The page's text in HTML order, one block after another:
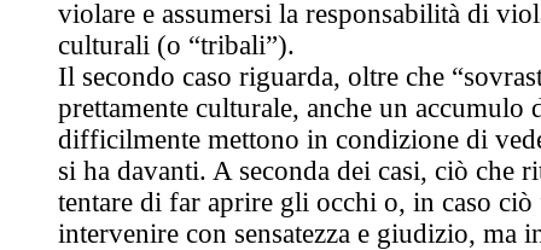
violare e assumersi la responsabilità di
culturali (o “tribali”).
Il secondo caso riguarda, oltre che
prettamente culturale, anche un accumulo
difficilmente mettono in condizione di
si ha davanti. A seconda dei casi, ciò che
tentare di far aprire gli occhi o, in caso ciò
intervenire con sensatezza e giudizio, ma